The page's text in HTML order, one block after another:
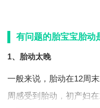
有问题的胎宝宝胎动
1、胎动太晚
一般来说，胎动在12周
周感受到胎动，初产妇